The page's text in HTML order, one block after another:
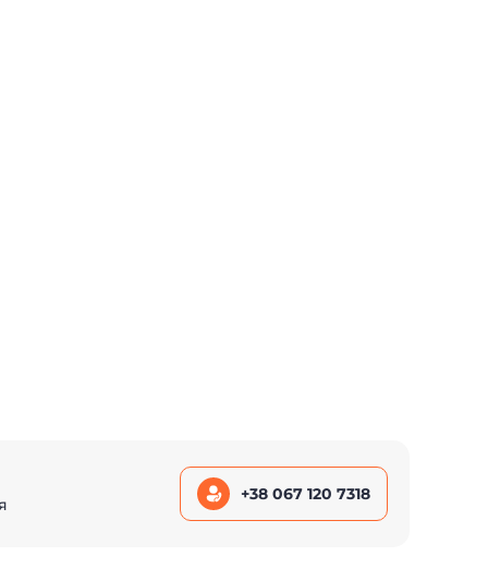
+38 067 120 7318